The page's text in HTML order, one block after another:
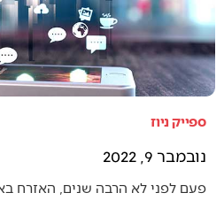
ספייק ניוז
נובמבר 9, 2022
פעם לפני לא הרבה שנים, האזרח